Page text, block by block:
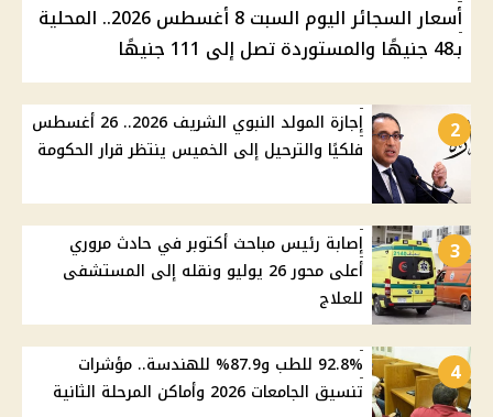
أسعار السجائر اليوم السبت 8 أغسطس 2026.. المحلية
بـ48 جنيهًا والمستوردة تصل إلى 111 جنيهًا
2
إجازة المولد النبوي الشريف 2026.. 26 أغسطس
فلكيًا والترحيل إلى الخميس ينتظر قرار الحكومة
3
إصابة رئيس مباحث أكتوبر في حادث مروري
أعلى محور 26 يوليو ونقله إلى المستشفى
للعلاج
4
92.8% للطب و87.9% للهندسة.. مؤشرات
تنسيق الجامعات 2026 وأماكن المرحلة الثانية